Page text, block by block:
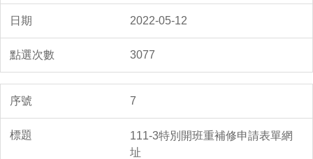
2022-05-12
3077
7
111-3特別開班重補修申請表單網
址